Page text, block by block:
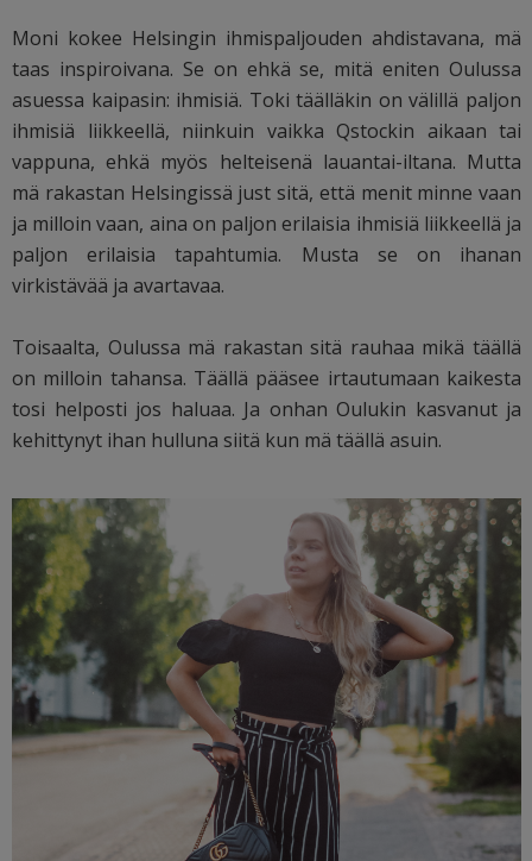
Moni kokee Helsingin ihmispaljouden ahdistavana, mä
taas inspiroivana. Se on ehkä se, mitä eniten Oulussa
asuessa kaipasin: ihmisiä. Toki täälläkin on välillä paljon
ihmisiä liikkeellä, niinkuin vaikka Qstockin aikaan tai
vappuna, ehkä myös helteisenä lauantai-iltana. Mutta
mä rakastan Helsingissä just sitä, että menit minne vaan
ja milloin vaan, aina on paljon erilaisia ihmisiä liikkeellä ja
paljon erilaisia tapahtumia. Musta se on ihanan
virkistävää ja avartavaa.
Toisaalta, Oulussa mä rakastan sitä rauhaa mikä täällä
on milloin tahansa. Täällä pääsee irtautumaan kaikesta
tosi helposti jos haluaa. Ja onhan Oulukin kasvanut ja
kehittynyt ihan hulluna siitä kun mä täällä asuin.